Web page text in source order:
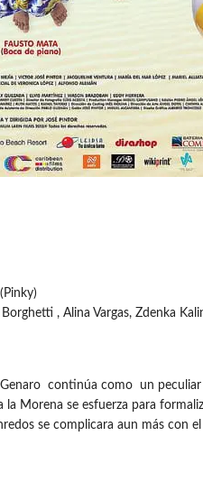
, Alina Vargas, Zdenka
continúa como un peculiar
Morena se esfuerza para
se complicara aun más con